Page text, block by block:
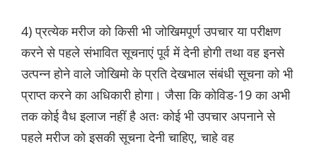
4) प्रत्येक मरीज को किसी भी जोखिमपूर्ण उपचार या परीक्षण
करने से पहले संभावित सूचनाएं पूर्व में देनी होगी तथा वह इनसे
उत्पन्न होने वाले जोखिमो के प्रति देखभाल संबंधी सूचना को भी
प्राप्त करने का अधिकारी होगा। जैसा कि कोविड-19 का अभी
तक कोई वैध इलाज नहीं है अतः कोई भी उपचार अपनाने से
पहले मरीज को इसकी सूचना देनी चाहिए, चाहे वह